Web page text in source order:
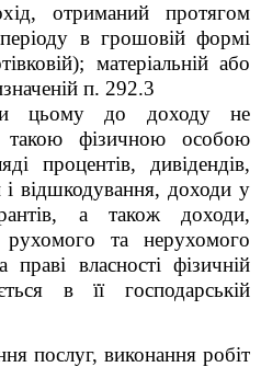
отриманий протягом
в грошовій формі
матеріальній або
п. 292.3
цьому до доходу не
такою фізичною особою
процентів, дивідендів,
і відшкодування, доходи у
а також доходи,
та нерухомого
власності фізичній
в її господарській
послуг, виконання робіт